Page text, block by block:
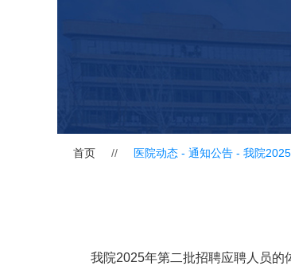
我院2025年第二批招聘应聘人员
首页 // 医院动态 - 通知公告 - 我院